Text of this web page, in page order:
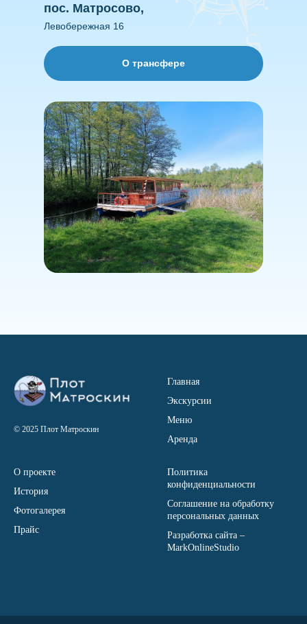
Левобережная 16
пос. Матросово,
О трансфере
© 2025 Плот Матроскин
Главная
Экскурсии
Меню
Аренда
О проекте
История
Фотогалерея
Прайс
Политика
конфиденциальности
Соглашение на обработку
персональных данных
Разработка сайта –
MarkOnlineStudio